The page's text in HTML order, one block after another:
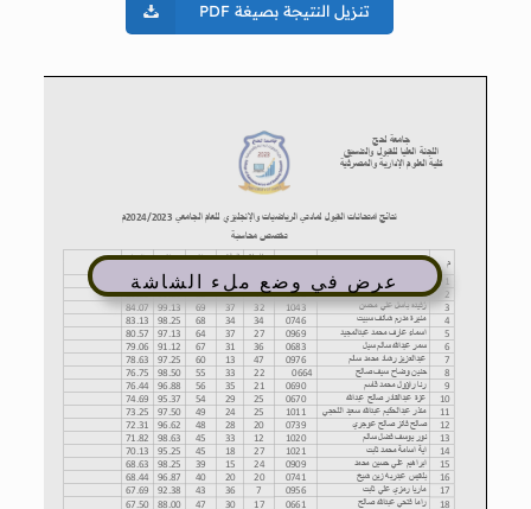
تنزيل النتيجة بصيغة PDF
عرض في وضع ملء الشاشة